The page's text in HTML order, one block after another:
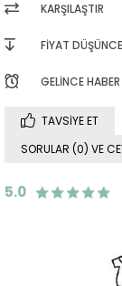
KARŞILAŞTIR
FIYAT
GELINCE HABER
TAVSIYE ET
SORULAR (0) VE
5.0